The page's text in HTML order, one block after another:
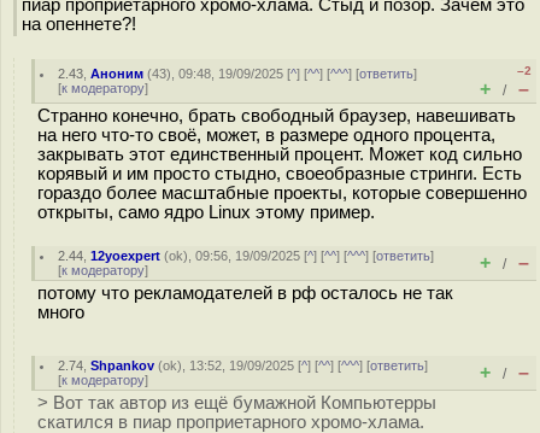
пиар проприетарного хромо-хлама. Стыд и позор. Зачем это
на опеннете?!
2.43 ,Аноним (43), 09:48, 19/09/2025 [^] [^^] [^^^] [ответить]
[к модератору]
–2
+ / –
Странно конечно, брать свободный браузер, навешивать
на него что-то своё, может, в размере одного процента,
закрывать этот единственный процент. Может код сильно
корявый и им просто стыдно, своеобразные стринги. Есть
гораздо более масштабные проекты, которые совершенно
открыты, само ядро Linux этому пример.
2.44 ,12yoexpert (ok), 09:56, 19/09/2025 [^] [^^] [^^^] [ответить]
[к модератору] + / –
потому что рекламодателей в рф осталось не так
много
2.74 ,Shpankov (ok), 13:52, 19/09/2025 [^] [^^] [^^^] [ответить]
[к модератору] + / –
> Вот так автор из ещё бумажной Компьютерры
скатился в пиар проприетарного хромо-хлама.